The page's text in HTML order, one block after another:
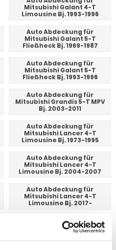
Mitsubishi Galant 4-T
Limousine Bj. 1993-1996
Auto Abdeckung für
Mitsubishi Galant 5-T
Fließheck Bj. 1969-1987
Auto Abdeckung für
Mitsubishi Galant 5-T
Fließheck Bj. 1993-1996
Auto Abdeckung für
Mitsubishi Grandis 5-T MPV
Bj. 2003-2011
Auto Abdeckung für
Mitsubishi Lancer 4-T
Limousine Bj. 1973-1995
Auto Abdeckung für
Mitsubishi Lancer 4-T
Limousine Bj. 2004-2007
Auto Abdeckung für
Mitsubishi Lancer 4-T
Limousine Bj. 2017-
Auto Abdeckung für
Mitsubishi Lancer 5-T Kombi
Bj. 1993-2000